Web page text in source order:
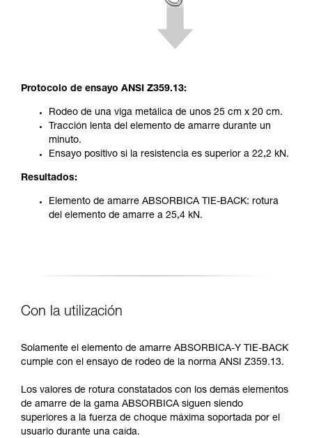
Protocolo de ensayo ANSI Z359.13:
Rodeo de una viga metálica de unos 25 cm x 20 cm.
Tracción lenta del elemento de amarre durante un
minuto.
Ensayo positivo si la resistencia es superior a 22,2 kN.
Resultados:
Elemento de amarre ABSORBICA TIE-BACK: rotura
del elemento de amarre a 25,4 kN.
Con la utilización
Solamente el elemento de amarre ABSORBICA-Y TIE-BACK
cumple con el ensayo de rodeo de la norma ANSI Z359.13.
Los valores de rotura constatados con los demás elementos
de amarre de la gama ABSORBICA siguen siendo
superiores a la fuerza de choque máxima soportada por el
usuario durante una caída.